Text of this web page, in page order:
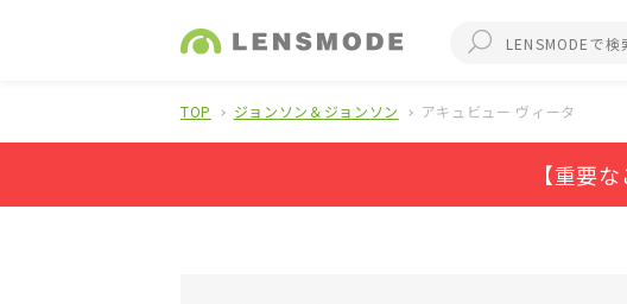
TOP ジョンソン＆ジョンソン アキュビュー ヴィータ
【重要